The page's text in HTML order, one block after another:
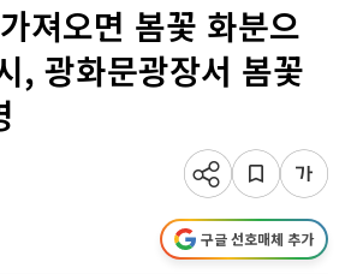
져오면 봄꽃 화분으
, 광화문광장서 봄꽃
구글 선호매체 추가